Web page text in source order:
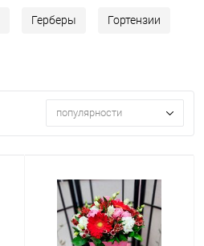
Герберы Гортензии
популярности